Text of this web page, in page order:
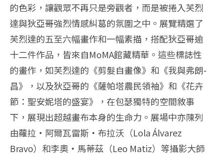
的色彩，讓觀眾不再只是旁觀者，而是被捲入芙烈
達與狄亞哥強烈情感糾葛的氛圍之中。展覽精選了
芙烈達的五至六幅畫作和一幅素描，搭配狄亞哥逾
十二件作品，皆來自MoMA館藏精華。這些標誌性
的畫作，如芙烈達的《剪髮自畫像》和《我與弗朗-
昌》，以及狄亞哥的《薩帕塔農民領袖》和《花卉
節：聖安妮塔的盛宴》，在包瑟獨特的空間敘事
下，展現出超越畫布本身的生命力。展場中亦陳列
由蘿拉·阿爾瓦雷斯·布拉沃（Lola Álvarez
Bravo）和李奧·馬蒂茲（Leo Matiz）等攝影大師